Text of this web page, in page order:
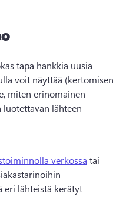
tapa hankkia uusia
voit näyttää (kertomisen
miten erinomainen
lähteen
verkossa tai
eri lähteistä kerätyt